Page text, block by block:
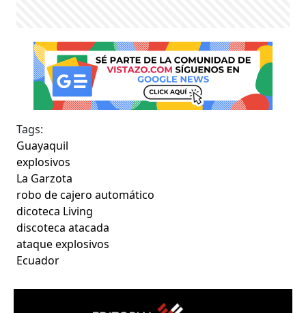
Tags:
Guayaquil
explosivos
La Garzota
robo de cajero automático
dicoteca Living
discoteca atacada
ataque explosivos
Ecuador